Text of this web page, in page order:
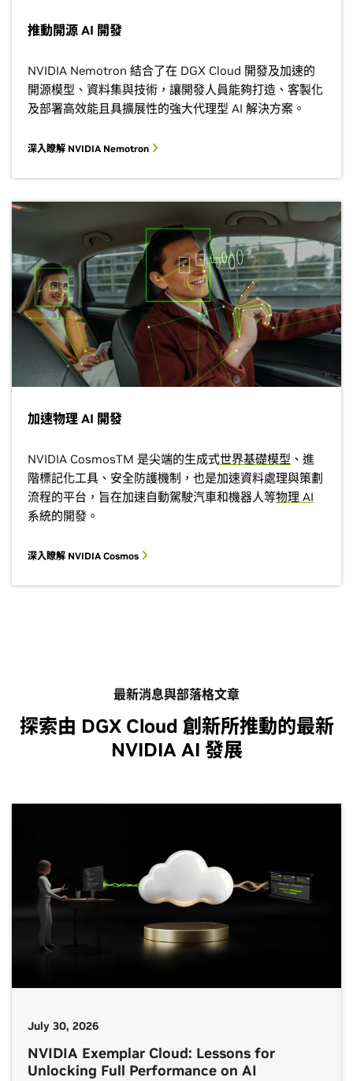
推動開源 AI 開發
NVIDIA Nemotron 結合了在 DGX Cloud 開發及加速的
開源模型、資料集與技術，讓開發人員能夠打造、客製化
及部署高效能且具擴展性的強大代理型 AI 解決方案。
深入瞭解 NVIDIA Nemotron
加速物理 AI 開發
NVIDIA CosmosTM 是尖端的生成式世界基礎模型 、進
階標記化工具、安全防護機制，也是加速資料處理與策劃
流程的平台，旨在加速自動駕駛汽車和機器人等物理 AI
系統的開發。
深入瞭解 NVIDIA Cosmos
最新消息與部落格文章
探索由 DGX Cloud 創新所推動的最新
NVIDIA AI 發展
July 30, 2026
NVIDIA Exemplar Cloud: Lessons for
Unlocking Full Performance on AI